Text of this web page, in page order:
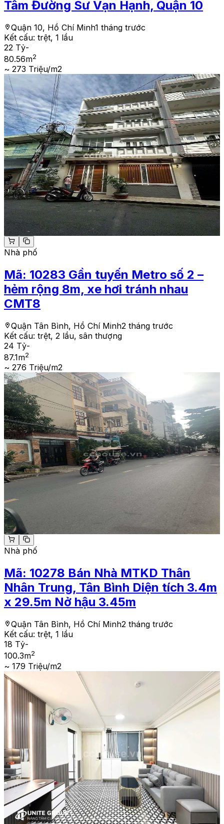
Tâm Đường Sư Vạn Hạnh, Quận 10
Quận 10, Hồ Chí Minh1 tháng trước
Kết cấu: trệt, 1 lầu
22 Tỷ-
80.56m2
~ 273 Triệu/m2
Nhà phố
Mã: 10283 Gần tuyến Metro số 2 –
hẻm rộng 8m, xe hơi tránh nhau
CMT8
Quận Tân Bình, Hồ Chí Minh2 tháng trước
Kết cấu: trệt, 2 lầu, sân thượng
24 Tỷ-
87.1m2
~ 276 Triệu/m2
Nhà phố
Mã: 10278 Bán Nhà MTKD Thân
Nhân Trung, Tân Bình Diện tích 3.4m
x 29.5m Nở hậu 3.45m
Quận Tân Bình, Hồ Chí Minh2 tháng trước
Kết cấu: trệt, 1 lầu
18 Tỷ-
100.3m2
~ 179 Triệu/m2